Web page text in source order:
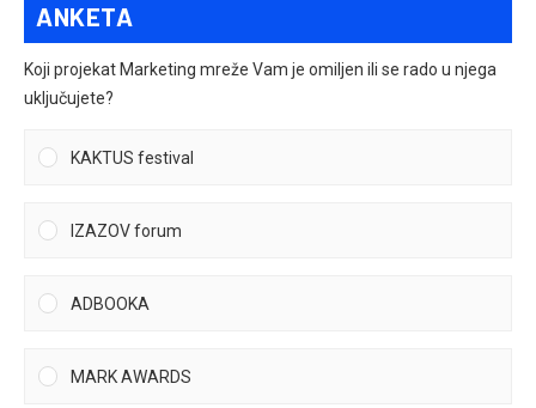
ANKETA
Koji projekat Marketing mreže Vam je omiljen ili se rado u njega
uključujete?
KAKTUS festival
IZAZOV forum
ADBOOKA
MARK AWARDS